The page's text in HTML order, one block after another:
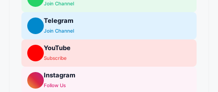
Join Channel
Telegram
Join Channel
YouTube
Subscribe
Instagram
Follow Us